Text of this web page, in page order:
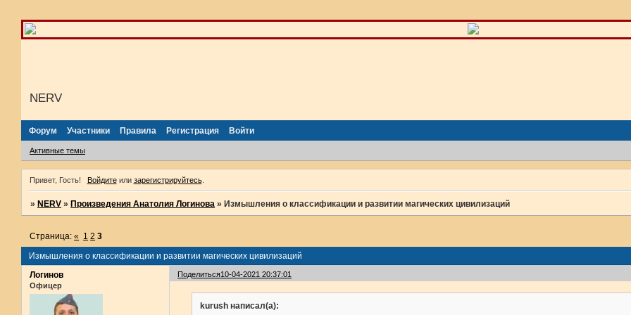
NERV
Форум Участники Правила Регистрация Войти
Активные темы
Привет, Гость! Войдитеили зарегистрируйтесь.
»NERV »Произведения Анатолия Логинова »Измышления о классификации и развитии магических цивилизаций
Измышления о классификации и развитии магических цивилизаций
Страница:« 1 2 3
Поделиться10-04-2021 20:37:01
Логинов
Офицер
kurush написал(а):